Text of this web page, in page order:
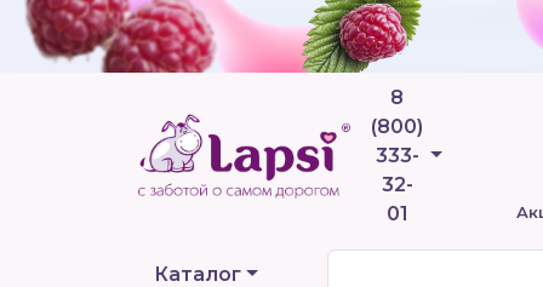
8
(800)
333-
32-
01
Телефоны
Каталог